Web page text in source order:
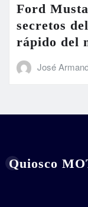
Ford
secretos
rápido del
José
Quiosco